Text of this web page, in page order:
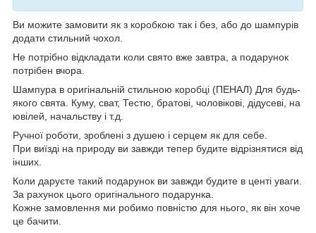
Ви можите замовити як з коробкою так і без, або до шампурів
додати стильний чохол.
Не потрібно відкладати коли свято вже завтра, а подарунок
потрібен вчора.
Шампура в оригінальній стильною коробці (ПЕНАЛ) Для будь-
якого свята. Куму, сват, Тестю, братові, чоловікові, дідусеві, на
ювілей, начальству і т.д.
Ручної роботи, зроблені з душею і серцем як для себе.
При виїзді на природу ви завжди тепер будите відрізнятися від
інших.
Коли даруєте такий подарунок ви завжди будите в центі уваги.
За рахунок цього оригінального подарунка.
Кожне замовлення ми робимо повністю для нього, як він хоче
це бачити.